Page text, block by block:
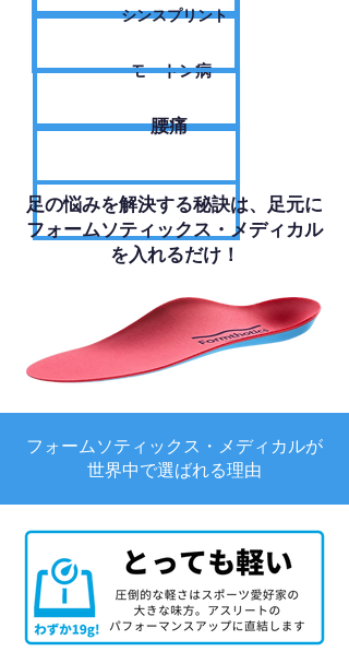
シンスプリント
モートン病
腰痛
足の悩みを解決する秘訣は、足元に
フォームソティックス・メディカル
を入れるだけ！
フォームソティックス・メディカルが
世界中で選ばれる理由